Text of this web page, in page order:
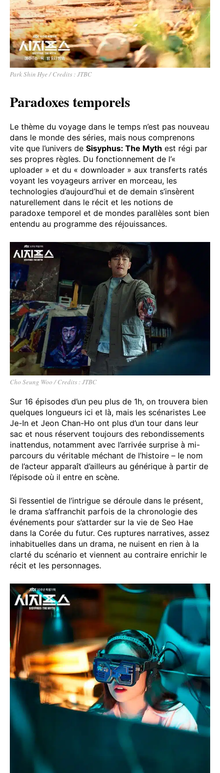
Park Shin Hye / Credits : JTBC
Paradoxes temporels
Le thème du voyage dans le temps n’est pas nouveau
dans le monde des séries, mais nous comprenons
vite que l’univers de Sisyphus: The Myth est régi par
ses propres règles. Du fonctionnement de l’«
uploader » et du « downloader » aux transferts ratés
voyant les voyageurs arriver en morceau, les
technologies d’aujourd’hui et de demain s’insèrent
naturellement dans le récit et les notions de
paradoxe temporel et de mondes parallèles sont bien
entendu au programme des réjouissances.
Cho Seung Woo / Credits : JTBC
Sur 16 épisodes d’un peu plus de 1h, on trouvera bien
quelques longueurs ici et là, mais les scénaristes Lee
Je-In et Jeon Chan-Ho ont plus d’un tour dans leur
sac et nous réservent toujours des rebondissements
inattendus, notamment avec l’arrivée surprise à mi-
parcours du véritable méchant de l’histoire – le nom
de l’acteur apparaît d’ailleurs au générique à partir de
l’épisode où il entre en scène.
Si l’essentiel de l’intrigue se déroule dans le présent,
le drama s’affranchit parfois de la chronologie des
événements pour s’attarder sur la vie de Seo Hae
dans la Corée du futur. Ces ruptures narratives, assez
inhabituelles dans un drama, ne nuisent en rien à la
clarté du scénario et viennent au contraire enrichir le
récit et les personnages.